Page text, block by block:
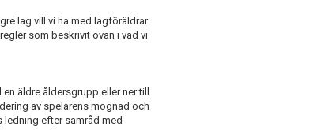
lag vill vi ha med lagföräldrar
som beskrivit ovan i vad vi
äldre åldersgrupp eller ner till
av spelarens mognad och
ledning efter samråd med